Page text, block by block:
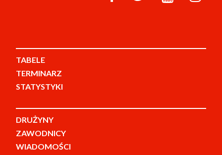
TABELE
TERMINARZ
STATYSTYKI
DRUŻYNY
ZAWODNICY
WIADOMOŚCI